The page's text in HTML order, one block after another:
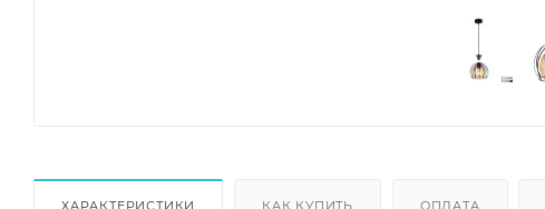
ХАРАКТЕРИСТИКИ КАК КУПИТЬ ОПЛАТА